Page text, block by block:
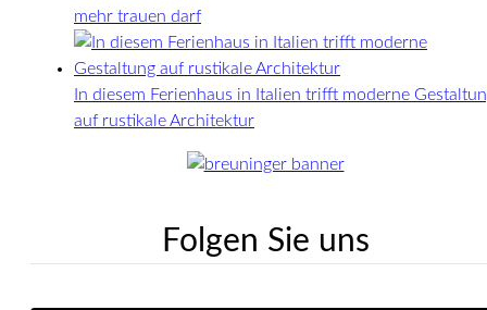
mehr trauen darf
In diesem Ferienhaus in Italien trifft moderne
auf rustikale Architektur
Folgen Sie uns